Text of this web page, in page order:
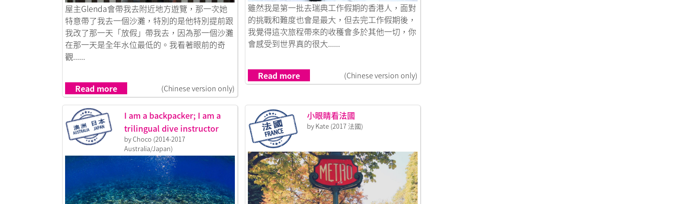
Link to 汶娜20歲出走的兩年生活體驗
屋主Glenda會帶我去附近地方遊覽，那一次她
特意帶了我去一個沙灘，特別的是他特別提前跟
我改了那一天「放假」帶我去，因為那一個沙灘
在那一天是全年水位最低的。我看著眼前的奇
觀......
Read more (Chinese version only)
Link to 瑞典生存記
雖然我是第一批去瑞典工作假期的香港人，面對
的挑戰和難度也會是最大，但去完工作假期後，
我覺得這次旅程帶來的收穫會多於其他一切，你
會感受到世界真的很大......
Read more (Chinese version only)
I am a backpacker; I am a
trilingual dive instructor
by Choco (2014-2017
Australia/Japan)
小眼睛看法國
by Kate (2017 法國)